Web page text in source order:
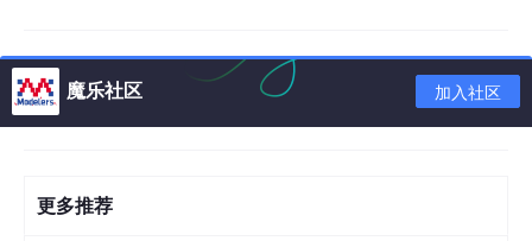
魔乐社区 加入社区
更多推荐